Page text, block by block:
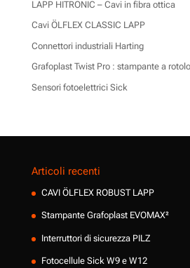
LAPP HITRONIC – Cavi in fibra ottica
Cavi ÖLFLEX CLASSIC LAPP
Connettori industriali Harting
Grafoplast Twist Pro : stampante a
Sensori fotoelettrici Sick
Articoli recenti
CAVI ÖLFLEX ROBUST LAPP
Stampante Grafoplast EVOMAX²
Interruttori di sicurezza PILZ
Fotocellule Sick W9 e W12